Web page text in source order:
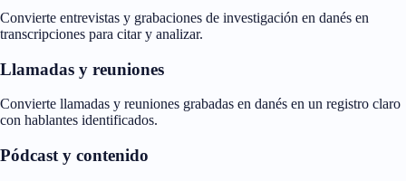
Convierte entrevistas y grabaciones de investigación en danés en
transcripciones para citar y analizar.
Llamadas y reuniones
Convierte llamadas y reuniones grabadas en danés en un registro claro
con hablantes identificados.
Pódcast y contenido